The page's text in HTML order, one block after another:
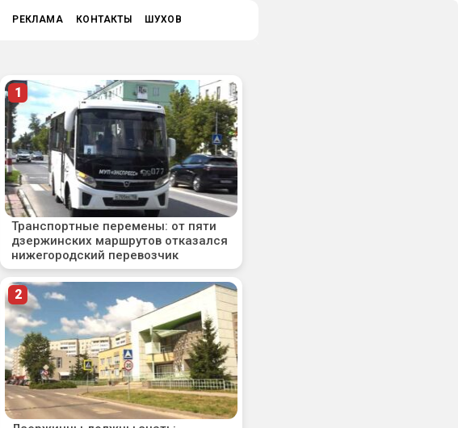
РЕКЛАМА КОНТАКТЫ ШУХОВ